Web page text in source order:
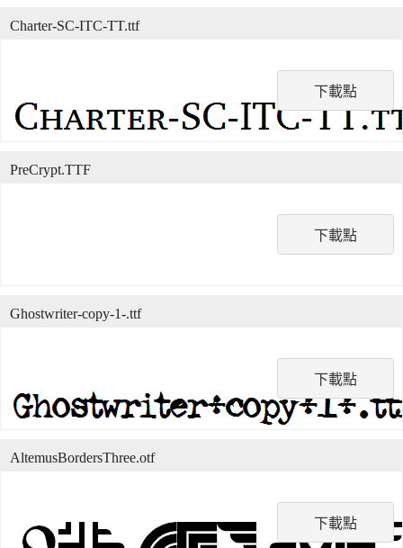
下載點
Charter-SC-ITC-TT.ttf
下載點
PreCrypt.TTF
下載點
Ghostwriter-copy-1-.ttf
下載點
AltemusBordersThree.otf